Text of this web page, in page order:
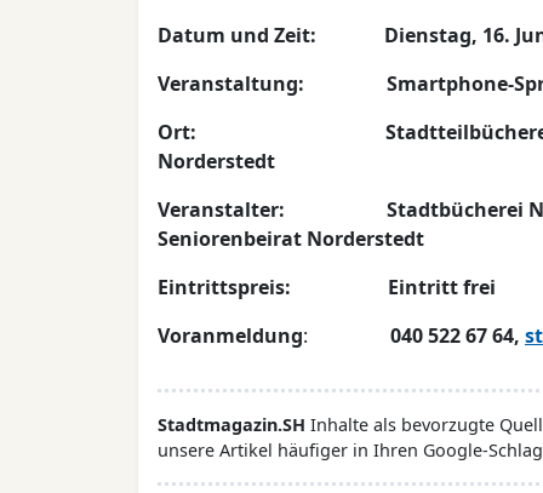
Datum und Zeit: Dienstag, 16. Juni
Veranstaltung: Smartphone-
Ort: Stadtteilbücherei
Norderstedt
Veranstalter: Stadtbücherei
Seniorenbeirat Norderstedt
Eintrittspreis: Eintritt frei
Voranmeldung: 040 522 67 64,
Stadtmagazin.SH Inhalte als bevorzugte
unsere Artikel häufiger in Ihren Google-